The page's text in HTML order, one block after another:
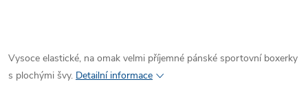
Vysoce elastické, na omak velmi příjemné pánské sportovní boxerky
s plochými švy. Detailní informace